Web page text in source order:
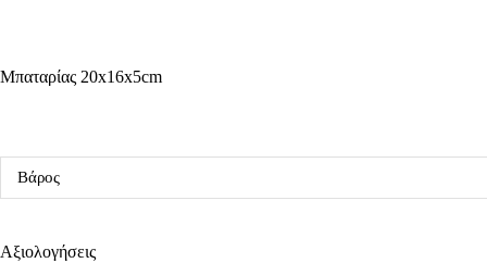
Μπαταρίας 20x16x5cm
Βάρος
Αξιολογήσεις